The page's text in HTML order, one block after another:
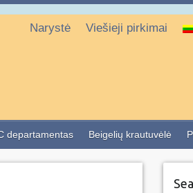
Narystė Viešieji pirkimai
departamentas Beigelių krautuvėlė